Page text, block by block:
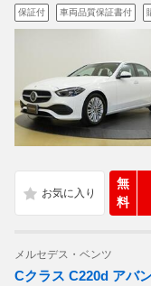
保証付 車両品質保証書付
無
料
メルセデス・ベンツ
Cクラス C220d アバ